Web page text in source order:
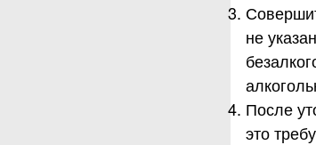
не
После
это